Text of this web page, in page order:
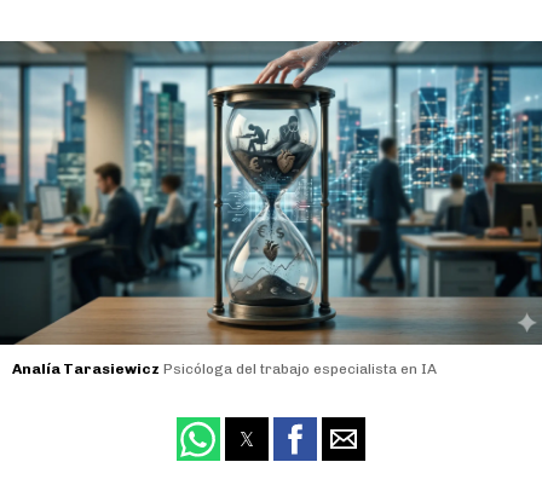
Analía Tarasiewicz Psicóloga del trabajo especialista en IA